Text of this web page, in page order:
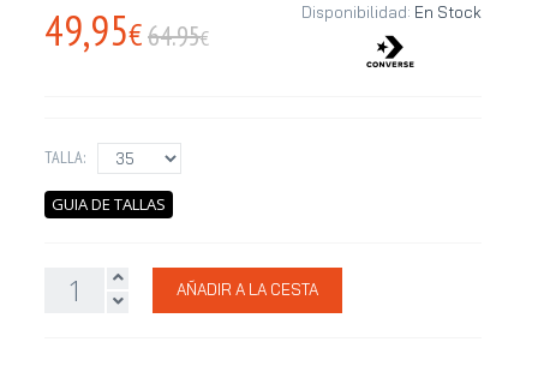
49,95€64.95€
Disponibilidad: En Stock
TALLA:
GUIA DE TALLAS
AÑADIR A LA CESTA